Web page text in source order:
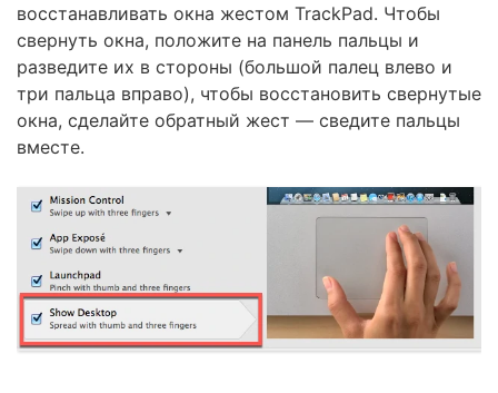
восстанавливать окна жестом TrackPad. Чтобы
свернуть окна, положите на панель пальцы и
разведите их в стороны (большой палец влево и
три пальца вправо), чтобы восстановить свернутые
окна, сделайте обратный жест — сведите пальцы
вместе.